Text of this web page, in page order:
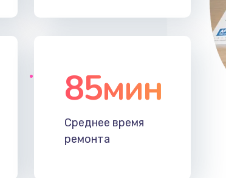
85мин
Среднее время
ремонта